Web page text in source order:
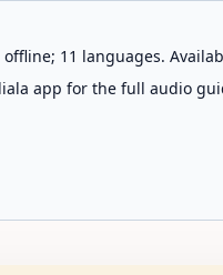
11 languages.
app for the full audio